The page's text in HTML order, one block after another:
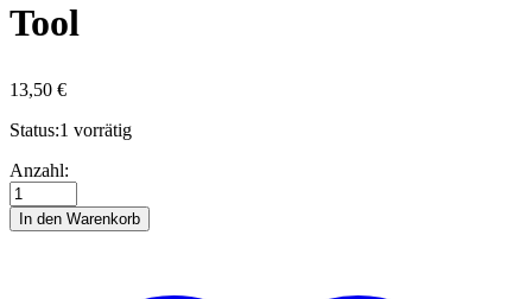
Tool
13,50 €
Status:1 vorrätig
Zen
Hyacint
ivory/butter
with
Anzahl:
In den Warenkorb